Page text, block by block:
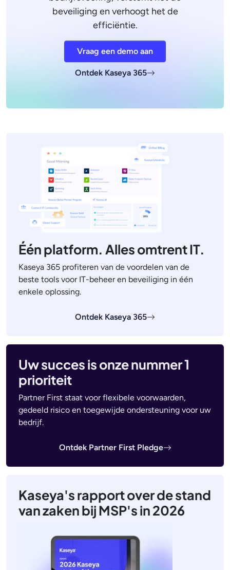
beveiliging en verhoogt het de
efficiëntie.
Vraag een demo aan
Ontdek Kaseya 365
Één platform. Alles omtrent IT.
Kaseya 365 profiteren van de voordelen van de
beste tools voor IT-beheer en beveiliging in één
enkele oplossing.
Ontdek Kaseya 365
Uw succes is onze nummer 1
prioriteit
Partner First staat voor flexibele voorwaarden,
gedeeld risico en toegewijde ondersteuning voor uw
bedrijf.
Ontdek Partner First Pledge
Kaseya's rapport over de stand
van zaken bij MSP's in 2026